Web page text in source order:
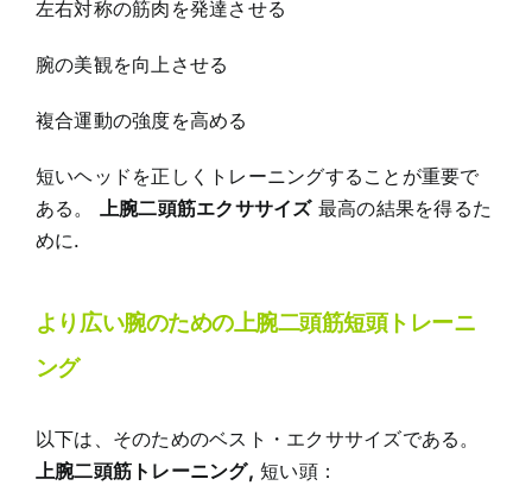
左右対称の筋肉を発達させる
腕の美観を向上させる
複合運動の強度を高める
短いヘッドを正しくトレーニングすることが重要で
ある。
上腕二頭筋エクササイズ最高の結果を得るた
めに.
より広い腕のための上腕二頭筋短頭トレーニ
ング
以下は、そのためのベスト・エクササイズである。
上腕二頭筋トレーニング, 短い頭：